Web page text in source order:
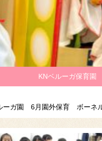
KNベルーガ保育園
ーガ園 6月園外保育 ボーネ